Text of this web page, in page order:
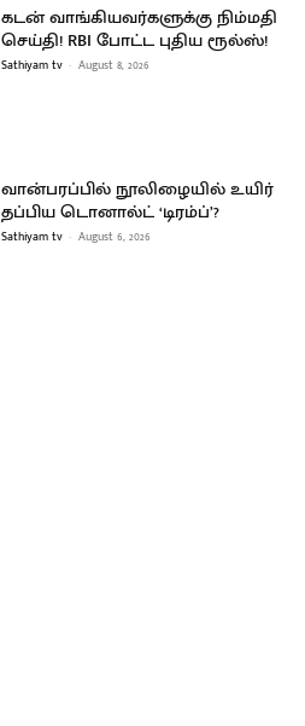
கடன் வாங்கியவர்களுக்கு நிம்மதி
செய்தி! RBI போட்ட புதிய ரூல்ஸ்!
Sathiyam tv - August 8, 2026
வான்பரப்பில் நூலிழையில் உயிர்
தப்பிய டொனால்ட் ‘டிரம்ப்’?
Sathiyam tv - August 6, 2026